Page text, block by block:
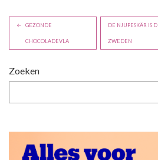
B
i
h
GEZONDE
CHOCOLADEVLA
DE NJUPESKÄR IS
ZWEDEN
Zoeken